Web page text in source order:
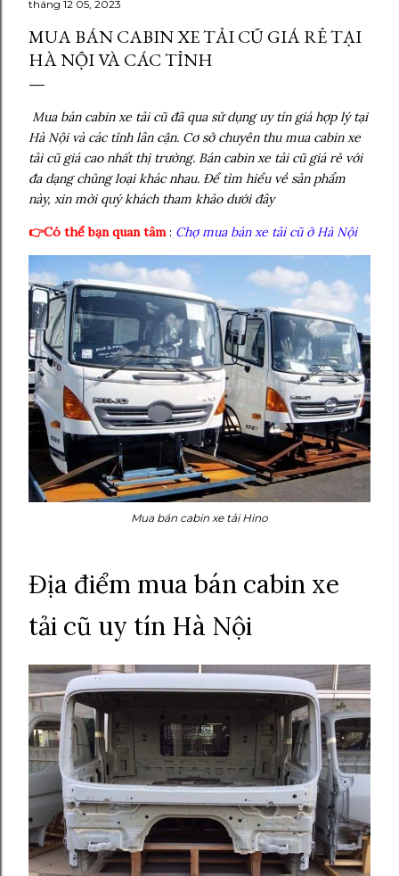
tiêu chuẩn Euro 5, một số phân khúc bắt đầu định hướng
lên Euro 6 trong tương lai gần. So với giai đoạn 2024–
2025, giá xe tải Hyundai năm 2026 không còn tăng mạnh
theo kiểu đột biến. Thay vào đó, giá bán được điều chỉnh
linh hoạt theo từng dòng xe, cấu hình thùng và chính
sách từng đại lý . Các yếu tố ảnh hưởng trực tiếp đến giá
gồm: - Chi phí linh kiện nhập khẩu và lắp ráp trong nước
- Nhu cầu vận tải nội đô và liên tỉnh tăng trở...
tháng 12 05, 2023
MUA BÁN CABIN XE TẢI CŨ GIÁ RẺ TẠI
HÀ NỘI VÀ CÁC TỈNH
Mua bán cabin xe tải cũ đã qua sử dụng uy tín giá hợp lý tại
Hà Nội và các tỉnh lân cận. Cơ sở chuyên thu mua cabin xe
tải cũ giá cao nhất thị trường. Bán cabin xe tải cũ giá rẻ với
đa dạng chủng loại khác nhau. Để tìm hiểu về sản phẩm
này, xin mời quý khách tham khảo dưới đây
👉Có thể bạn quan tâm : Chợ mua bán xe tải cũ ở Hà Nội
Mua bán cabin xe tải Hino
Địa điểm mua bán cabin xe
tải cũ uy tín Hà Nội